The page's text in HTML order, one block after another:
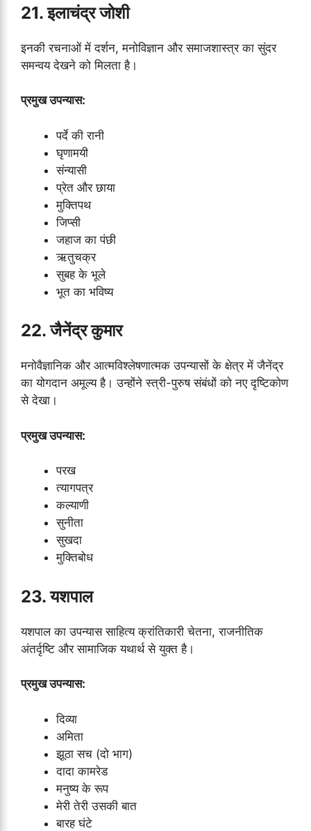
21. इलाचंद्र जोशी
इनकी रचनाओं में दर्शन, मनोविज्ञान और समाजशास्त्र का सुंदर
समन्वय देखने को मिलता है।
प्रमुख उपन्यास:
पर्दे की रानी
घृणामयी
संन्यासी
प्रेत और छाया
मुक्तिपथ
जिप्सी
जहाज का पंछी
ऋतुचक्र
सुबह के भूले
भूत का भविष्य
22. जैनेंद्र कुमार
मनोवैज्ञानिक और आत्मविश्लेषणात्मक उपन्यासों के क्षेत्र में जैनेंद्र
का योगदान अमूल्य है। उन्होंने स्त्री-पुरुष संबंधों को नए दृष्टिकोण
से देखा।
प्रमुख उपन्यास:
परख
त्यागपत्र
कल्याणी
सुनीता
सुखदा
मुक्तिबोध
23. यशपाल
यशपाल का उपन्यास साहित्य क्रांतिकारी चेतना, राजनीतिक
अंतर्दृष्टि और सामाजिक यथार्थ से युक्त है।
प्रमुख उपन्यास:
दिव्या
अमिता
झूठा सच (दो भाग)
दादा कामरेड
मनुष्य के रूप
मेरी तेरी उसकी बात
बारह घंटे